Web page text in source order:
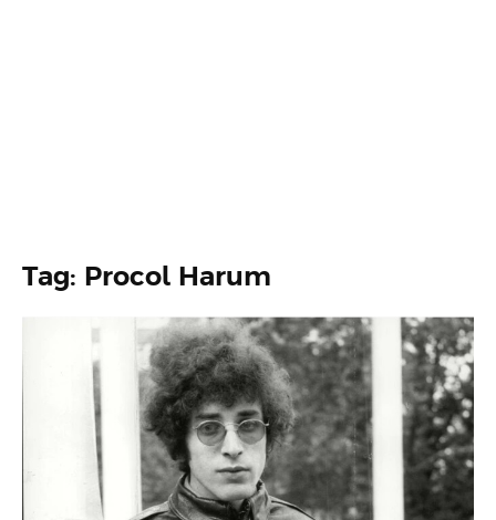
Tag: Procol Harum